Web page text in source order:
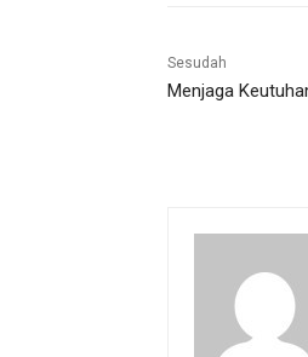
Sesudah
Menjaga